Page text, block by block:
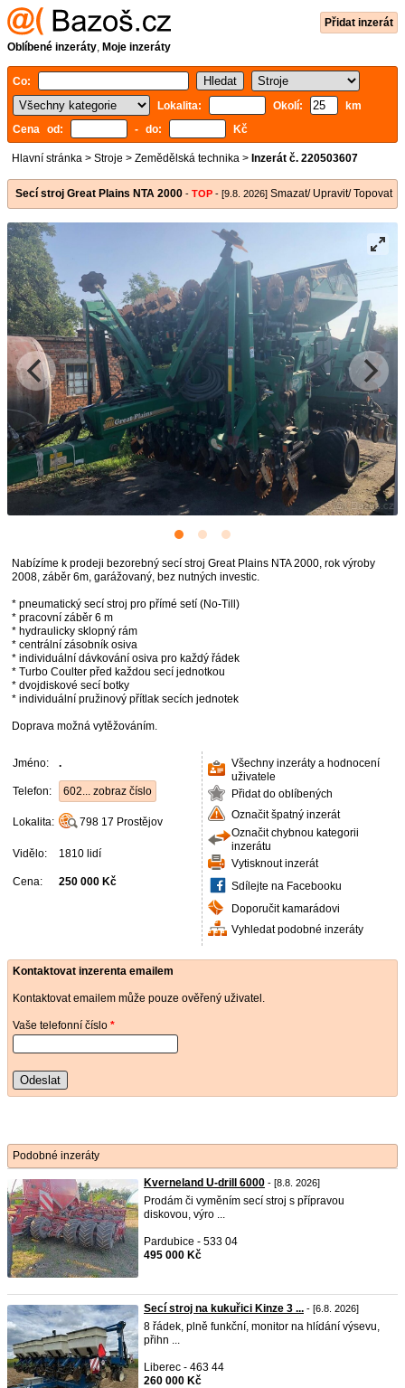
Přidat inzerát
Oblíbené inzeráty, Moje inzeráty
Co:
Lokalita:
Okolí:
km
Cena od:
- do: Kč
Hlavní stránka > Stroje > Zemědělská technika > Inzerát č. 220503607
Secí stroj Great Plains NTA 2000 - TOP - [9.8. 2026] Smazat/ Upravit/ Topovat
Nabízíme k prodeji bezorebný secí stroj Great Plains NTA 2000, rok výroby
2008, záběr 6m, garážovaný, bez nutných investic.
* pneumatický secí stroj pro přímé setí (No-Till)
* pracovní záběr 6 m
* hydraulicky sklopný rám
* centrální zásobník osiva
* individuální dávkování osiva pro každý řádek
* Turbo Coulter před každou secí jednotkou
* dvojdiskové secí botky
* individuální pružinový přítlak secích jednotek
Doprava možná vytěžováním.
Jméno: .
Telefon: 602... zobraz číslo
Lokalita: 798 17 Prostějov
Vidělo: 1810 lidí
Cena: 250 000 Kč
Všechny inzeráty a hodnocení
uživatele
Přidat do oblíbených
Označit špatný inzerát
Označit chybnou kategorii
inzerátu
Vytisknout inzerát
Sdílejte na Facebooku
Doporučit kamarádovi
Vyhledat podobné inzeráty
Kontaktovat inzerenta emailem
Kontaktovat emailem může pouze ověřený uživatel.
Vaše telefonní číslo *
Odeslat
Podobné inzeráty
Kverneland U-drill 6000 - [8.8. 2026]
Prodám či vyměním secí stroj s přípravou
diskovou, výro ...
Pardubice - 533 04
495 000 Kč
Secí stroj na kukuřici Kinze 3 ... - [6.8. 2026]
8 řádek, plně funkční, monitor na hlídání výsevu,
přihn ...
Liberec - 463 44
260 000 Kč